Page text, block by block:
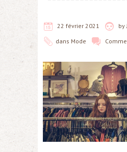
22 février 2021 by
dans Mode